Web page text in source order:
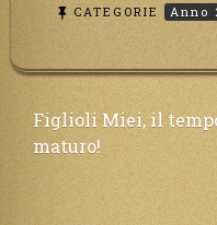
CATEGORIE Anno
Navigazione
articoli
Figlioli Miei, il
maturo!